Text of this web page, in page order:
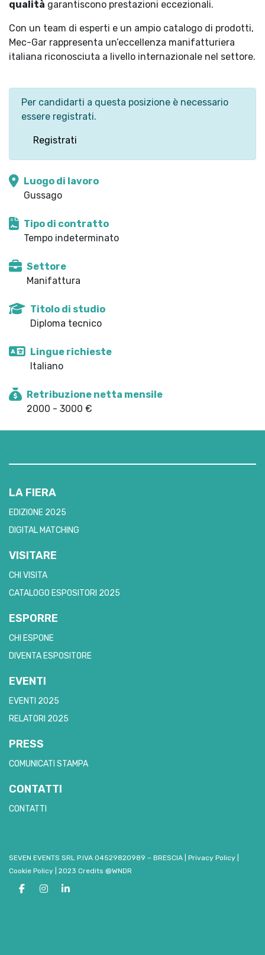
qualità garantiscono prestazioni eccezionali.
Con un team di esperti e un ampio catalogo di prodotti,
Mec-Gar rappresenta un’eccellenza manifatturiera
italiana riconosciuta a livello internazionale nel settore.
Per candidarti a questa posizione è necessario
essere registrati.
Registrati
Luogo di lavoro
Gussago
Tipo di contratto
Tempo indeterminato
Settore
Manifattura
Titolo di studio
Diploma tecnico
Lingue richieste
Italiano
Retribuzione netta mensile
2000 - 3000 €
LA FIERA
EDIZIONE 2025
DIGITAL MATCHING
VISITARE
CHI VISITA
CATALOGO ESPOSITORI 2025
ESPORRE
CHI ESPONE
DIVENTA ESPOSITORE
EVENTI
EVENTI 2025
RELATORI 2025
PRESS
COMUNICATI STAMPA
CONTATTI
CONTATTI
SEVEN EVENTS SRL P.IVA 04529820989 – BRESCIA Privacy Policy
Cookie Policy
2023 Credits @WNDR